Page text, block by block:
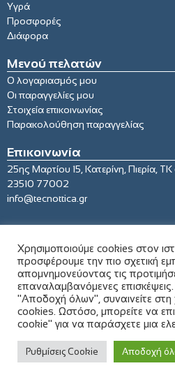
Υγρά
Προσφορές
Διάφορα
Μενού πελατών
Ο λογαριασμός μου
Οι παραγγελίες μου
Στοιχεία επικοινωνίας
Παρακολούθηση παραγγελίας
Επικοινωνία
25ης Μαρτίου 15, Κατερίνη, Πιερία,
23510 77002
info@tecnottica.gr
Σχεδιασμός & Κατασκευή pixweb.gr
Χρησιμοποιούμε cookies στον
προσφέρουμε την πιο σχετική
απομνημονεύοντας τις
επαναλαμβανόμενες
"Αποδοχή όλων", συναινείτε
cookies. Ωστόσο, μπορείτε να
cookie" για να παράσχετε μια
Ρυθμίσεις Cookie Αποδοχή